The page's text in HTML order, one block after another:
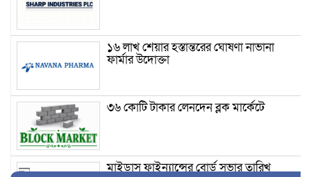
১৬ লাখ শেয়ার হস্তান্তরের ঘোষণা নাভানা
ফার্মার উদোক্তা
৩৬ কোটি টাকার লেনদেন ব্লক মার্কেটে
মাইডাস ফাইন্যান্সের বোর্ড সভার তারিখ